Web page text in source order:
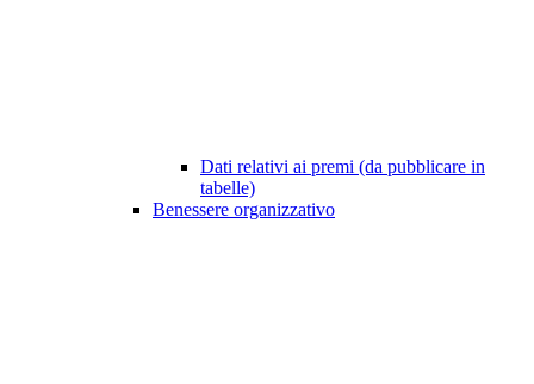
Dati relativi ai premi (da pubblicare in
tabelle)
Benessere organizzativo